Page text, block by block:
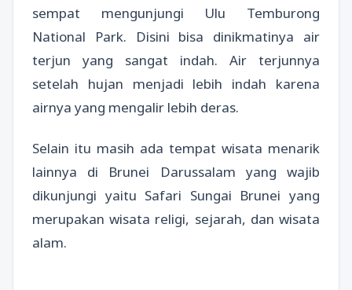
sempat mengunjungi Ulu Temburong
National Park. Disini bisa dinikmatinya air
terjun yang sangat indah. Air terjunnya
setelah hujan menjadi lebih indah karena
airnya yang mengalir lebih deras.
Selain itu masih ada tempat wisata menarik
lainnya di Brunei Darussalam yang wajib
dikunjungi yaitu Safari Sungai Brunei yang
merupakan wisata religi, sejarah, dan wisata
alam.